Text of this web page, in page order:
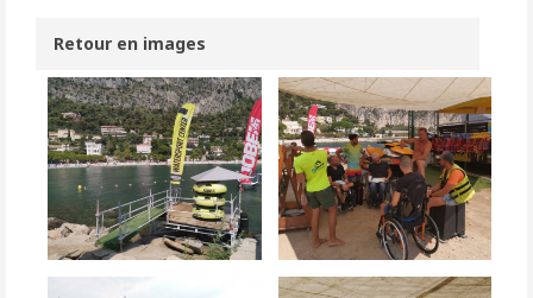
Retour en images